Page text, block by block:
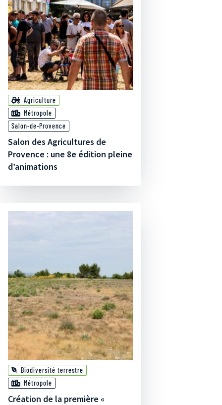
Agriculture
Métropole
Salon-de-Provence
Salon des Agricultures de
Provence : une 8e édition pleine
d’animations
Biodiversité terrestre
Métropole
Création de la première «